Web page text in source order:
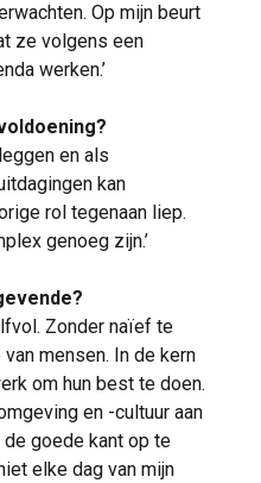
Op mijn beurt
ze volgens een
werken.’
en als
kan
rol tegenaan liep.
genoeg zijn.’
Zonder naïef te
mensen. In de kern
om hun best te doen.
en -cultuur aan
goede kant op te
elke dag van mijn